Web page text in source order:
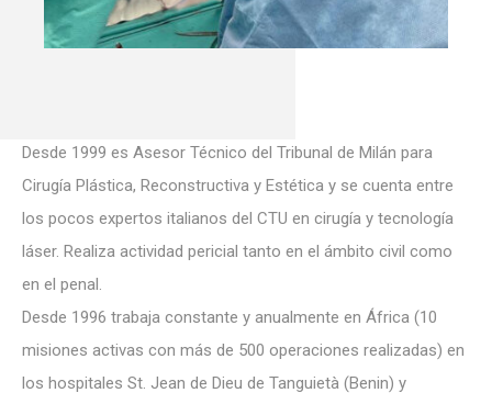
Desde 1999 es Asesor Técnico del Tribunal de Milán para
Cirugía Plástica, Reconstructiva y Estética y se cuenta entre
los pocos expertos italianos del CTU en cirugía y tecnología
láser. Realiza actividad pericial tanto en el ámbito civil como
en el penal.
Desde 1996 trabaja constante y anualmente en África (10
misiones activas con más de 500 operaciones realizadas) en
los hospitales St. Jean de Dieu de Tanguietà (Benin) y